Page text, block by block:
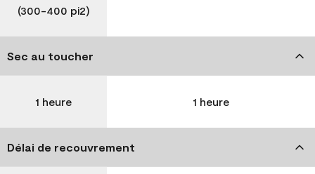
(300-400 pi2)
Sec au toucher
1 heure 1 heure
Délai de recouvrement